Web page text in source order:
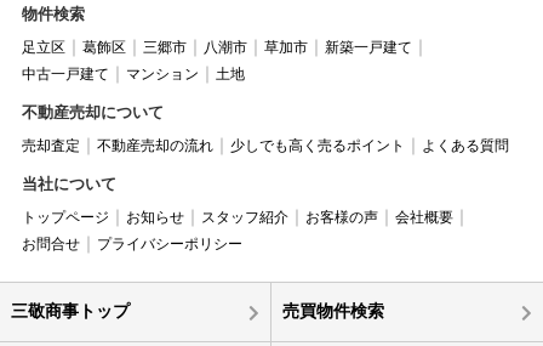
物件検索
足立区 葛飾区 三郷市 八潮市 草加市
新築一戸建て
中古一戸建て
マンション 土地
不動産売却について
売却査定 不動産売却の流れ 少しでも高く売るポイント よくある質問
当社について
トップページ お知らせ スタッフ紹介 お客様の声
会社概要
お問合せ
プライバシーポリシー
三敬商事トップ 売買物件検索